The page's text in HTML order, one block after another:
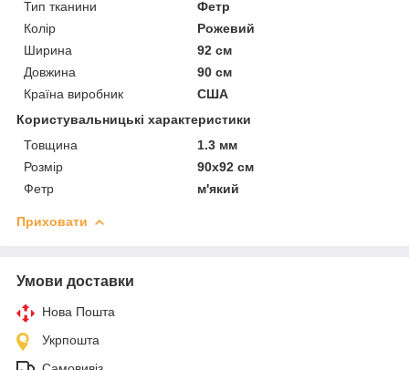
Тип тканини
Фетр
Колір
Рожевий
Ширина
92 см
Довжина
90 см
Країна виробник
США
Користувальницькі характеристики
Товщина
1.3 мм
Розмір
90х92 см
Фетр
м'який
Приховати
Умови доставки
Нова Пошта
Укрпошта